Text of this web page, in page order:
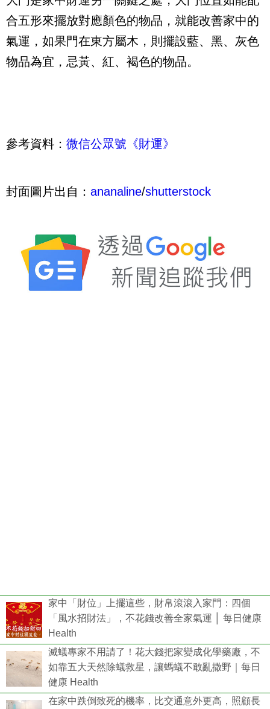
合五形來擺放對應顏色的物品，就能改善家中的
氣運，如果門在東方屬木，則擺設藍、黑、灰色
物品為宜，忌黃、紅、褐色的物品。
參考資料： 微信公眾號《財運》
封面圖片出自： ananaline/shutterstock
家中「財位」上擺這些，財帛滾滾入家門：四個
「風水招財法」，不花錢改善全家氣運 │ 每日健康
Health
滅蟻專家不用請了！花大錢把家變成化學藥廠，不
如靠五大天然除蟻救星，讓螞蟻不敢亂撒野｜每日
健康 Health
在家中跌倒致死的機率，比交通意外更高，照顧長